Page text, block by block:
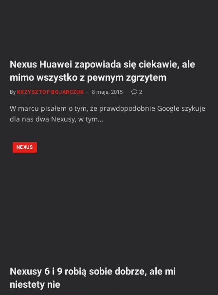
Nexus Huawei zapowiada się ciekawie, ale
mimo wszystko z pewnym zgrzytem
By KRZYSZTOF BOJARCZUK 8 maja, 2015 2
W marcu pisałem o tym, że prawdopodobnie Google szykuje
dla nas dwa Nexusy, w tym…
NEXUS
Nexusy 6 i 9 robią sobie dobrze, ale mi
niestety nie